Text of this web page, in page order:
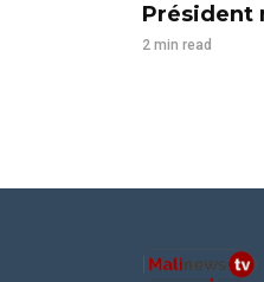
Président
2 min read